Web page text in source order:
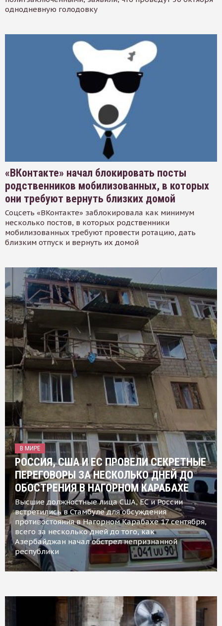
однодневную голодовку
«ВКонтакте» начал блокировать посты
родственников мобилизованных, в которых
они требуют вернуть близких домой
Соцсеть «ВКонтакте» заблокировала как минимум
несколько постов, в которых родственники
мобилизованных требуют провести ротацию, дать
близким отпуск и вернуть их домой
В МИРЕ
РОССИЯ, США И ЕС ПРОВЕЛИ СЕКРЕТНЫЕ
ПЕРЕГОВОРЫ ЗА НЕСКОЛЬКО ДНЕЙ ДО
ОБОСТРЕНИЯ В НАГОРНОМ КАРАБАХЕ
Высшие должностные лица США, ЕС и России
встретились в Стамбуле для обсуждения
противостояния в Нагорном Карабахе 17 сентября,
всего за несколько дней до того, как
Азербайджан начал обстрел непризнанной
республики